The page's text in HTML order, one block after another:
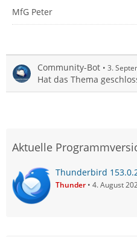
MfG Peter
Community-Bot 3.
Hat das Thema
Aktuelle
Thunderbird
Thunder 4. August